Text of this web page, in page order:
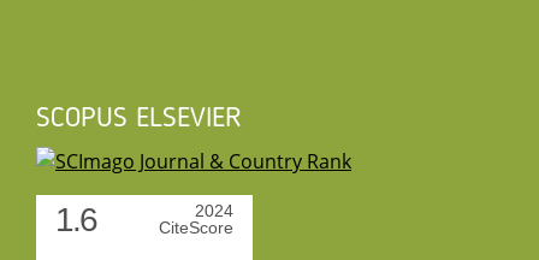
SCOPUS ELSEVIER
1.6
2024
CiteScore